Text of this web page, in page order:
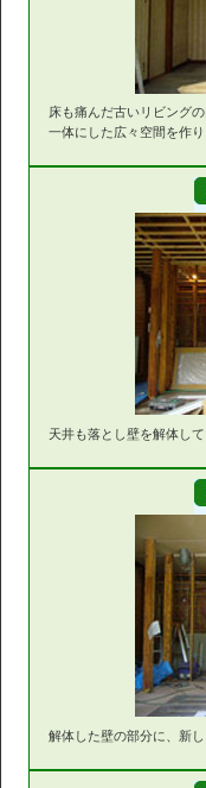
床も痛んだ古いリビング
一体にした広々空間を作り
天井も落とし壁を解体して
解体した壁の部分に、新